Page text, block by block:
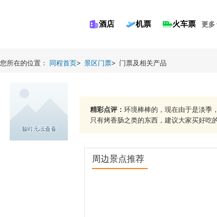
酒店 机票 火车票 更多
您所在的位置： 同程首页> 景区门票> 门票及相关产品
精彩点评： 环境棒棒的，现在由于是淡季
只有烤香肠之类的东西，建议大家买好吃
周边景点推荐